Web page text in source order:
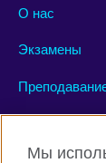
О нас
Экзамены
Мы